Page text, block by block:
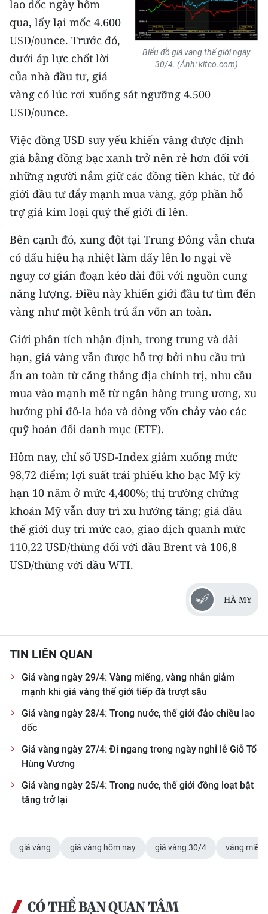
CHUYÊN ĐỀ
CÁC CHUYÊN TRANG
VỀ BÁO NHÂN DÂN
THỜI NAY
NHÂN DÂN CUỐI TUẦN
NHÂN DÂN HẰNG THÁNG
MUA BÁO
ĐỌC BÁO IN
ENGLISH
中文
FRANÇAIS
РУССКИЙ
ESPAÑOL
한국어
Biểu đồ giá vàng thế giới ngày
30/4. (Ảnh: kitco.com)
lao dốc ngày hôm
qua, lấy lại mốc 4.600
USD/ounce. Trước đó,
dưới áp lực chốt lời
của nhà đầu tư, giá
vàng có lúc rơi xuống sát ngưỡng 4.500
USD/ounce.
Việc đồng USD suy yếu khiến vàng được định
giá bằng đồng bạc xanh trở nên rẻ hơn đối với
những người nắm giữ các đồng tiền khác, từ đó
giới đầu tư đẩy mạnh mua vàng, góp phần hỗ
trợ giá kim loại quý thế giới đi lên.
Bên cạnh đó, xung đột tại Trung Đông vẫn chưa
có dấu hiệu hạ nhiệt làm dấy lên lo ngại về
nguy cơ gián đoạn kéo dài đối với nguồn cung
năng lượng. Điều này khiến giới đầu tư tìm đến
vàng như một kênh trú ẩn vốn an toàn.
Giới phân tích nhận định, trong trung và dài
hạn, giá vàng vẫn được hỗ trợ bởi nhu cầu trú
ẩn an toàn từ căng thẳng địa chính trị, nhu cầu
mua vào mạnh mẽ từ ngân hàng trung ương, xu
hướng phi đô-la hóa và dòng vốn chảy vào các
quỹ hoán đổi danh mục (ETF).
Hôm nay, chỉ số USD-Index giảm xuống mức
98,72 điểm; lợi suất trái phiếu kho bạc Mỹ kỳ
hạn 10 năm ở mức 4,400%; thị trường chứng
khoán Mỹ vẫn duy trì xu hướng tăng; giá dầu
thế giới duy trì mức cao, giao dịch quanh mức
110,22 USD/thùng đối với dầu Brent và 106,8
USD/thùng với dầu WTI.
HÀ MY
TIN LIÊN QUAN
Giá vàng ngày 29/4: Vàng miếng, vàng nhẫn giảm
mạnh khi giá vàng thế giới tiếp đà trượt sâu
Giá vàng ngày 28/4: Trong nước, thế giới đảo chiều lao
dốc
Giá vàng ngày 27/4: Đi ngang trong ngày nghỉ lễ Giỗ Tổ
Hùng Vương
Giá vàng ngày 25/4: Trong nước, thế giới đồng loạt bật
tăng trở lại
giá vàng giá vàng hôm nay giá vàng 30/4 vàng miếng
CÓ THỂ BẠN QUAN TÂM